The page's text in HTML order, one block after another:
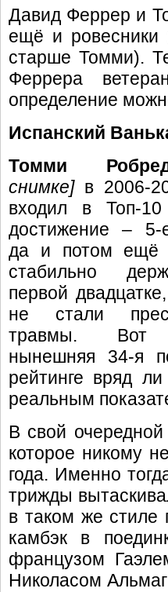
Давид Феррер и
ещё и ровесники
старше Томми).
Феррера
определение
Испанский
Томми
снимке]в 2006-
входил в Топ-
достижение – 5-
да и потом ещё
стабильно
первой
не стали
травмы. Вот
нынешняя 34-я
рейтинге вряд ли
реальным
В свой
которое никому
года. Именно
трижды
в таком же стиле
камбэк в
французом
Николасом